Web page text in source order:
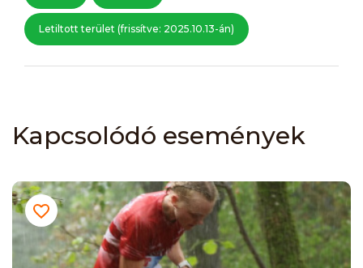
Letiltott terület (frissítve: 2025.10.13-án)
Kapcsolódó események